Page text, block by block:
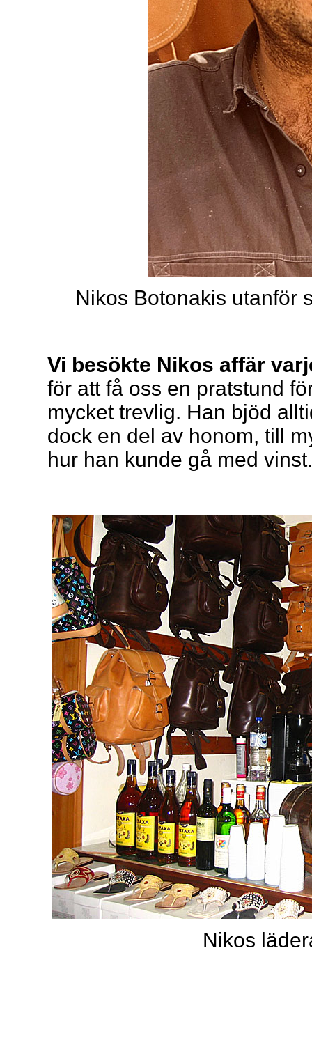
Nikos Botonakis utanför
Vi besökte Nikos affär
för att få oss en pratstund
mycket trevlig. Han bjöd
dock en del av honom, till
hur han kunde gå med vinst.
Nikos